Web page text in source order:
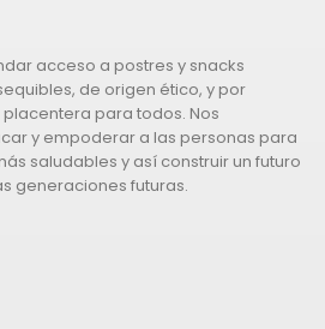
acceso a postres y snacks
de origen ético, y por
para todos. Nos
y empoderar a las personas para
saludables y así construir un futuro
generaciones futuras.